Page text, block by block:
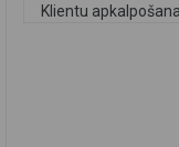
Klientu